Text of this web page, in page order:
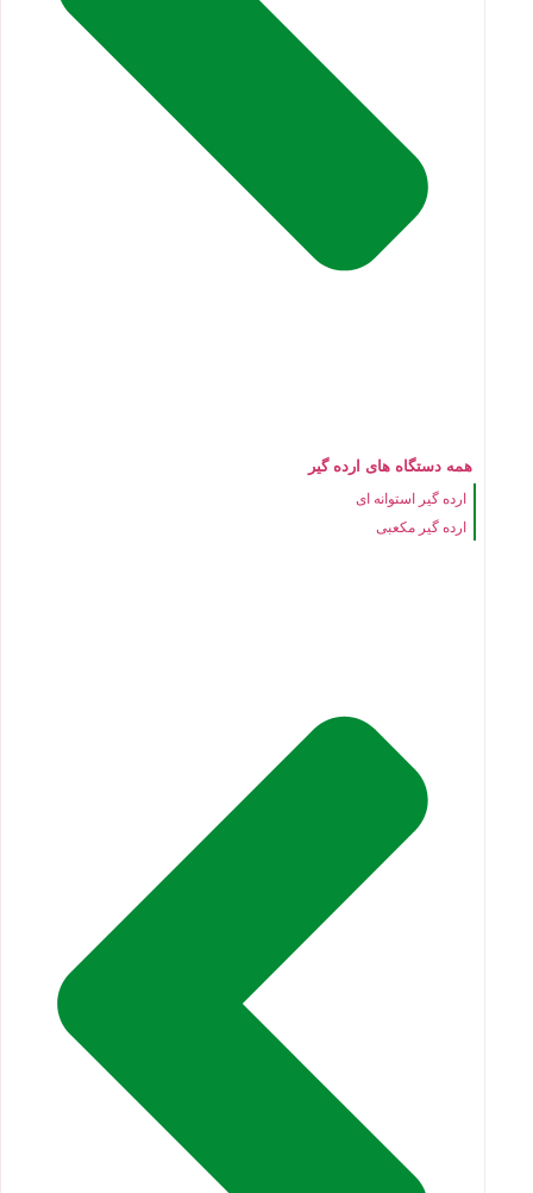
همه دستگاه های ارده گیر
ارده گیر استوانه ای
ارده گیر مکعبی